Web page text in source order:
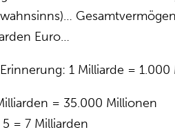
Euro…
1 Milliarde =
= 35.000 Millionen
= 7 Milliarden